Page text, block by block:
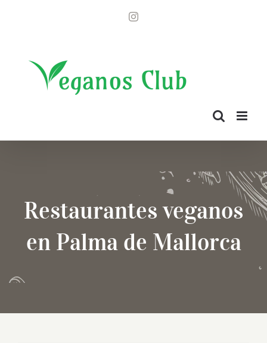
Instagram
Restaurantes veganos
en Palma de Mallorca